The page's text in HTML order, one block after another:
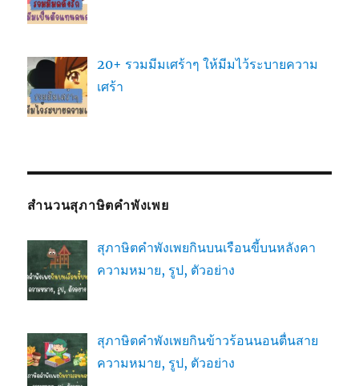
20+ รวมมีมเศร้าๆ ให้มีมไว้ระบายความ
เศร้า
สำนวนสุภาษิตคำพังเพย
สุภาษิตคำพังเพยกินบนเรือนขี้บนหลังคา
ความหมาย, รูป, ตัวอย่าง
สุภาษิตคำพังเพยกินข้าวร้อนนอนตื่นสาย
ความหมาย, รูป, ตัวอย่าง